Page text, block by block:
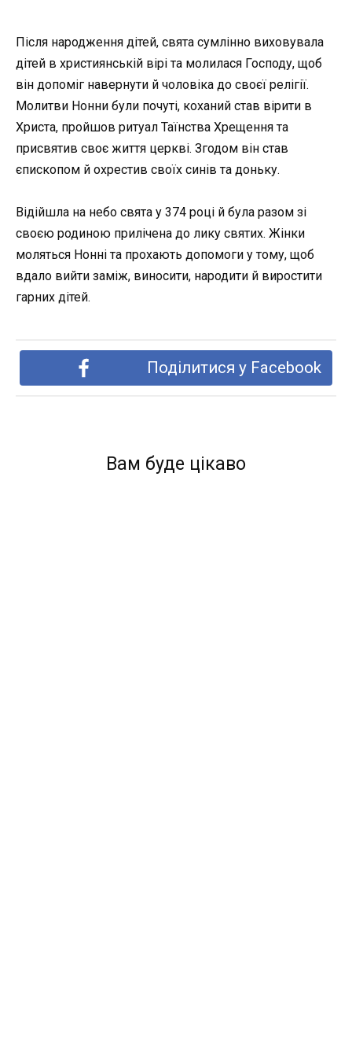
Після народження дітей, свята сумлінно виховувала
дітей в християнській вірі та молилася Господу, щоб
він допоміг навернути й чоловіка до своєї релігії.
Молитви Нонни були почуті, коханий став вірити в
Христа, пройшов ритуал Таїнства Хрещення та
присвятив своє життя церкві. Згодом він став
єпископом й охрестив своїх синів та доньку.
Відійшла на небо свята у 374 році й була разом зі
своєю родиною прилічена до лику святих. Жінки
моляться Нонні та прохають допомоги у тому, щоб
вдало вийти заміж, виносити, народити й виростити
гарних дітей.
Поділитися у Facebook
Вам буде цікаво